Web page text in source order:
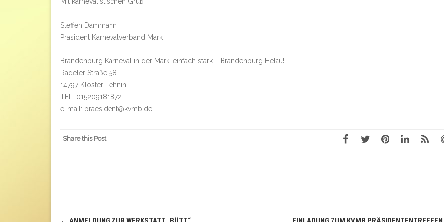
Steffen Dammann
Präsident Karnevalverband Mark
Brandenburg Karneval in der Mark, einfach stark – Brandenburg Helau!
Rädeler Straße 58
14797 Kloster Lehnin
TEL. 015209181872
e-mail: praesident@kvmb.de
Share this Post